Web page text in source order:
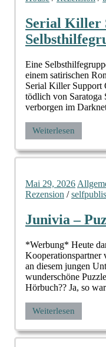
Serial Killer
Eine
einem satirischen
Serial Killer Support
tödlich von Saratoga
verborgen im
Weiterlesen
Mai 29, 2026
Rezension /
Junivia –
*Werbung* Heute
Kooperationspartner
an diesem jungen
wunderschöne
Hörbuch?? Ja, so
Weiterlesen